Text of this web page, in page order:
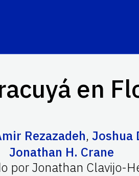
en
Rezazadeh, Joshua
Jonathan H. Crane
porJonathan Clavijo-